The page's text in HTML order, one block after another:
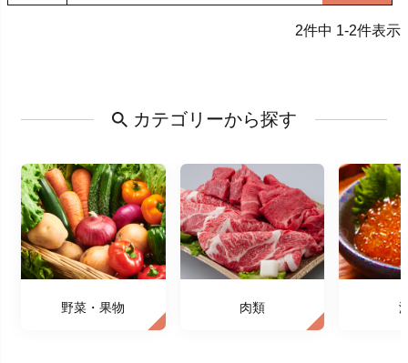
2件中 1-2件表示
カテゴリーから探す
野菜・果物 肉類